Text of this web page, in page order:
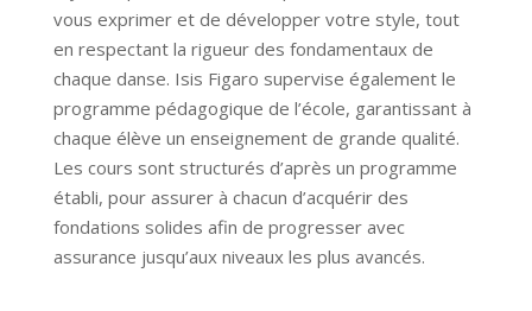
vous exprimer et de développer votre style, tout
en respectant la rigueur des fondamentaux de
chaque danse. Isis Figaro supervise également le
programme pédagogique de l’école, garantissant à
chaque élève un enseignement de grande qualité.
Les cours sont structurés d’après un programme
établi, pour assurer à chacun d’acquérir des
fondations solides afin de progresser avec
assurance jusqu’aux niveaux les plus avancés.